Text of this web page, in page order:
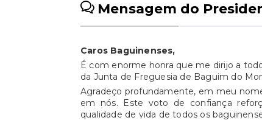
Mensagem do
Caros Baguinenses,
É com enorme honra que me dirijo a
da Junta de Freguesia de Baguim do
Agradeço profundamente, em meu
em nós. Este voto de confiança
qualidade de vida de todos os